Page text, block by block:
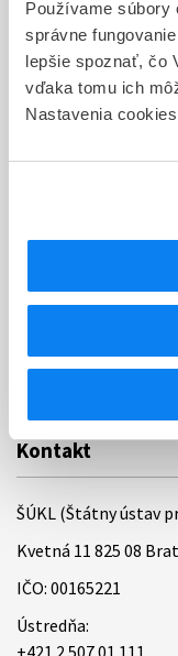
Používame súbory
správne
lepšie spoznať, čo
vďaka tomu ich
Nastavenia
Dotazník
Sťažnosti a petície
Regionálne
Kontakt
ŠÚKL (Štátny ústav
Kvetná 11 825 08
IČO: 00165221
Ústredňa:
+421 2 507 01 111